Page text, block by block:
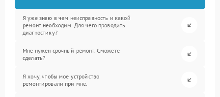
Я уже знаю в чем неисправность и какой
ремонт необходим. Для чего проводить
диагностику?
Мне нужен срочный ремонт. Сможете
сделать?
Я хочу, чтобы мое устройство
ремонтировали при мне.